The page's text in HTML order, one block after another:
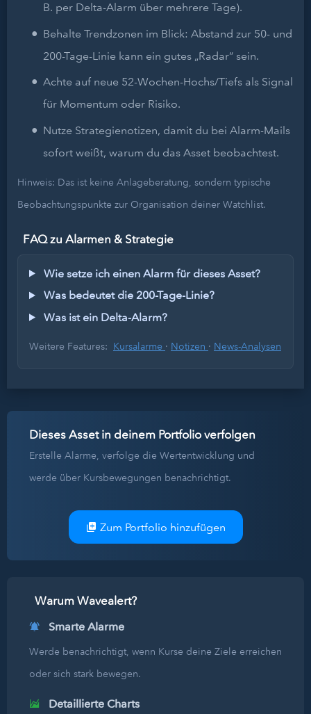
B. per Delta-Alarm über mehrere Tage).
Behalte Trendzonen im Blick: Abstand zur 50- und
200-Tage-Linie kann ein gutes „Radar“ sein.
Achte auf neue 52-Wochen-Hochs/Tiefs als Signal
für Momentum oder Risiko.
Nutze Strategienotizen, damit du bei Alarm-Mails
sofort weißt, warum du das Asset beobachtest.
Hinweis: Das ist keine Anlageberatung, sondern typische
Beobachtungspunkte zur Organisation deiner Watchlist.
FAQ zu Alarmen & Strategie
Wie setze ich einen Alarm für dieses Asset?
Was bedeutet die 200-Tage-Linie?
Was ist ein Delta-Alarm?
Weitere Features: Kursalarme · Notizen · News-Analysen
Dieses Asset in deinem Portfolio verfolgen
Erstelle Alarme, verfolge die Wertentwicklung und
werde über Kursbewegungen benachrichtigt.
Zum Portfolio hinzufügen
Warum Wavealert?
Smarte Alarme
Werde benachrichtigt, wenn Kurse deine Ziele erreichen
oder sich stark bewegen.
Detaillierte Charts